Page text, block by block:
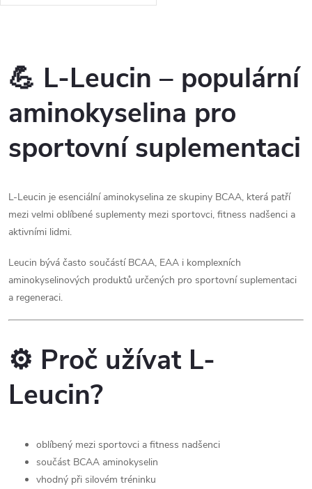
ů
t
ů
finskou značku ze země tisíce
v
l
á
d
a
c
í
p
r
v
k
y
v
💪 L-Leucin – populární
aminokyselina pro
sportovní suplementaci
L-Leucin je esenciální aminokyselina ze skupiny BCAA, která patří
mezi velmi oblíbené suplementy mezi sportovci, fitness nadšenci a
aktivními lidmi.
Leucin bývá často součástí BCAA, EAA i komplexních
aminokyselinových produktů určených pro sportovní suplementaci
a regeneraci.
⚙️ Proč užívat L-
Leucin?
oblíbený mezi sportovci a fitness nadšenci
součást BCAA aminokyselin
vhodný při silovém tréninku